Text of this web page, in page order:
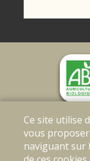
Ventes|
© Copyright
Ce site utilise
vous
naviguant sur